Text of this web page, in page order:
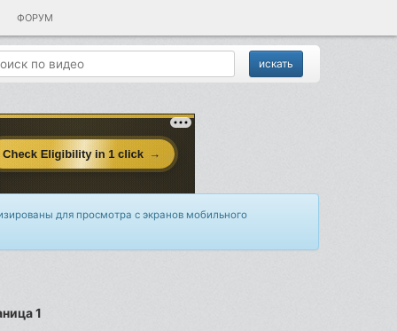
ФОРУМ
для просмотра с экранов мобильного
1